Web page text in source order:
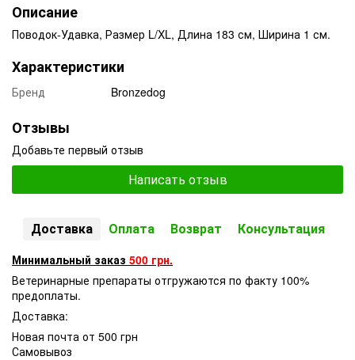
Описание
Поводок-Удавка, Размер L/XL, Длина 183 см, Ширина 1 см.
Характеристики
Бренд Bronzedog
Отзывы
Добавьте первый отзыв
Написать отзыв
Доставка Оплата Возврат Консультация
Минимальный заказ 500 грн.
Ветеринарные препараты отгружаются по факту 100%
предоплаты.
Доставка:
Новая почта от 500 грн
Самовывоз